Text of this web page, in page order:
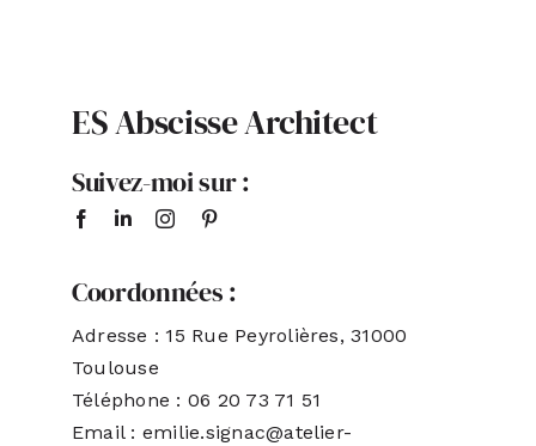
ES Abscisse Architect
Suivez-moi sur :
Coordonnées :
Adresse : 15 Rue Peyrolières, 31000
Toulouse
Téléphone : 06 20 73 71 51
Email : emilie.signac@atelier-
S’ABONNER
CONTACT